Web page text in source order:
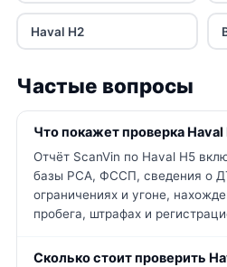
Haval H2
Частые вопросы
Что покажет проверка Haval
Отчёт ScanVin по Haval H5
базы РСА, ФССП, сведения о
ограничениях и угоне,
пробега, штрафах и
Сколько стоит проверить